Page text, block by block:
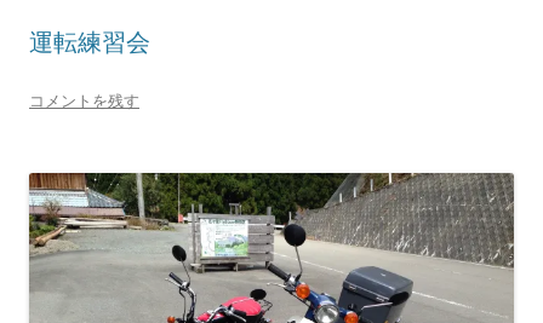
運転練習会
コメントを残す